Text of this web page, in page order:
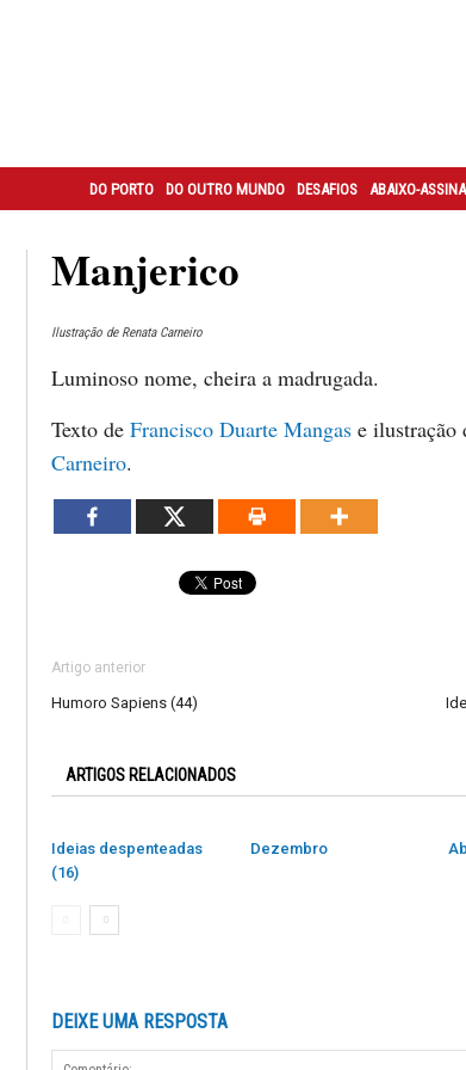
DO PORTO DO OUTRO MUNDO DESAFIOS ABAIXO-
Manjerico
Ilustração de Renata Carneiro
Luminoso nome, cheira a madrugada.
Texto de Francisco Duarte Mangas e ilustração
Carneiro.
Artigo anterior
Humoro Sapiens (44)
ARTIGOS RELACIONADOS
Ideias despenteadas
(16)
Dezembro
DEIXE UMA RESPOSTA